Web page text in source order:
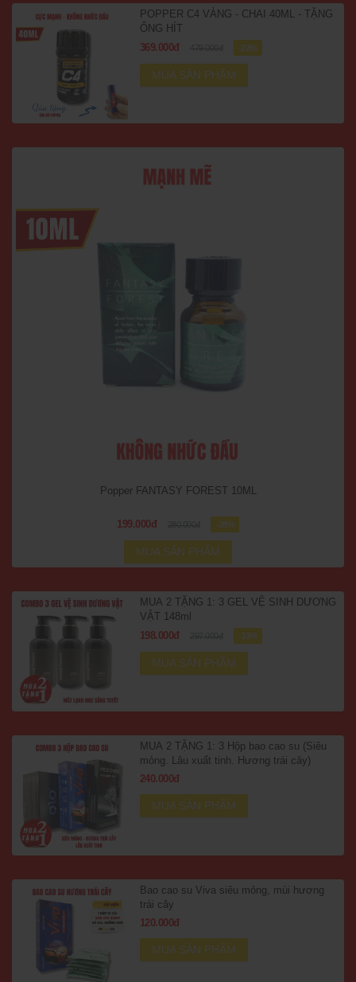
POPPER C4 VÀNG - CHAI 40ML - TẶNG
ỐNG HÍT
369.000đ
-22%
MUA SẢN PHẨM
Popper FANTASY FOREST 10ML
199.000đ -28%
MUA SẢN PHẨM
MUA 2 TẶNG 1: 3 GEL VỆ SINH DƯƠNG
VẬT 148ml
198.000đ
-33%
MUA SẢN PHẨM
MUA 2 TẶNG 1: 3 Hộp bao cao su (Siêu
mỏng. Lâu xuất tinh. Hương trái cây)
240.000đ
MUA SẢN PHẨM
Bao cao su Viva siêu mỏng, mùi hương
trái cây
120.000đ
MUA SẢN PHẨM